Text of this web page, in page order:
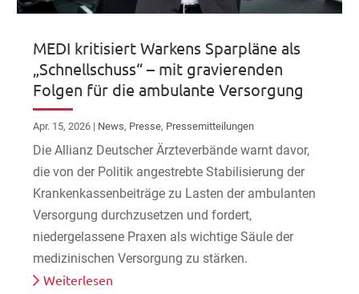
MEDI kritisiert Warkens Sparpläne als
„Schnellschuss“ – mit gravierenden
Folgen für die ambulante Versorgung
Apr. 15, 2026 | News, Presse, Pressemitteilungen
Die Allianz Deutscher Ärzteverbände warnt davor,
die von der Politik angestrebte Stabilisierung der
Krankenkassenbeiträge zu Lasten der ambulanten
Versorgung durchzusetzen und fordert,
niedergelassene Praxen als wichtige Säule der
medizinischen Versorgung zu stärken.
Weiterlesen